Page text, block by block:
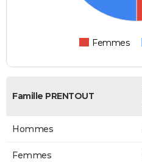
Femmes
Famille PRENTOUT
Hommes
Femmes